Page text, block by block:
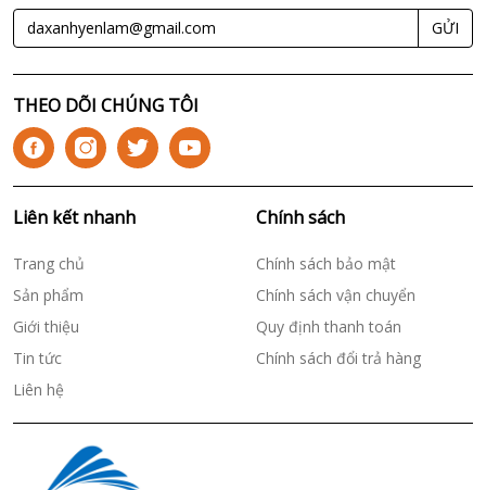
GỬI
THEO DÕI CHÚNG TÔI
Liên kết nhanh
Trang chủ
Sản phẩm
Giới thiệu
Tin tức
Liên hệ
Chính sách
Chính sách bảo mật
Chính sách vận chuyển
Quy định thanh toán
Chính sách đổi trả hàng